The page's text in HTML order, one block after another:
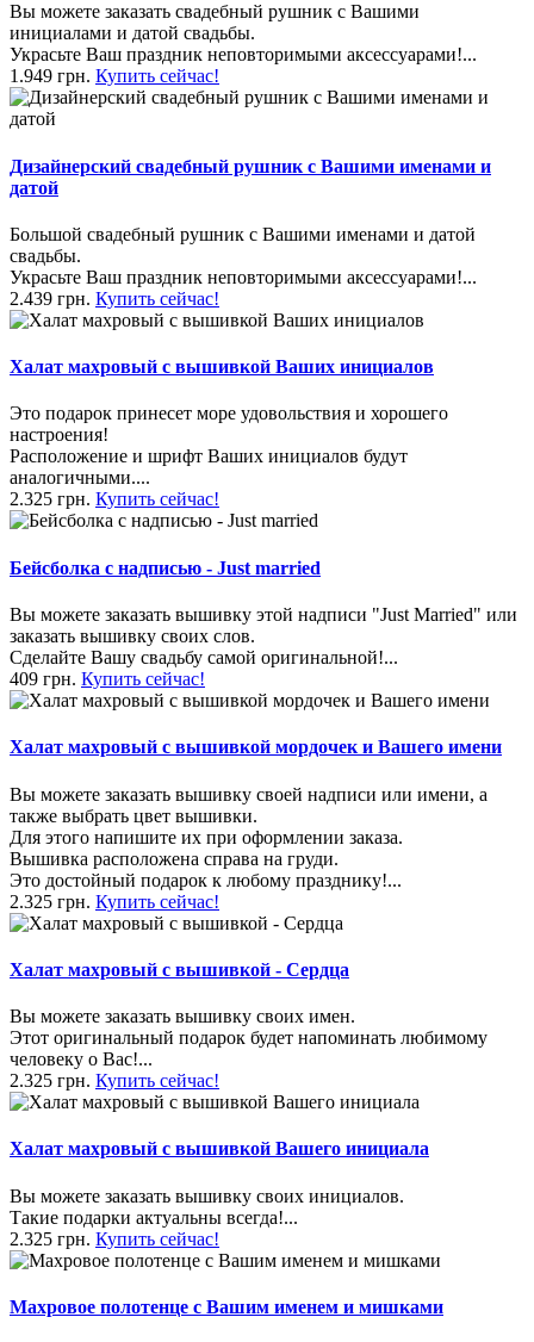
Вы можете заказать свадебный рушник с Вашими
инициалами и датой свадьбы.
Украсьте Ваш праздник неповторимыми аксессуарами!...
1.949 грн. Купить сейчас!
Дизайнерский свадебный рушник с Вашими именами и
датой
Большой свадебный рушник с Вашими именами и датой
свадьбы.
Украсьте Ваш праздник неповторимыми аксессуарами!...
2.439 грн. Купить сейчас!
Халат махровый с вышивкой Ваших инициалов
Это подарок принесет море удовольствия и хорошего
настроения!
Расположение и шрифт Ваших инициалов будут
аналогичными....
2.325 грн. Купить сейчас!
Бейсболка с надписью - Just married
Вы можете заказать вышивку этой надписи "Just Married" или
заказать вышивку своих слов.
Сделайте Вашу свадьбу самой оригинальной!...
409 грн. Купить сейчас!
Халат махровый с вышивкой мордочек и Вашего имени
Вы можете заказать вышивку своей надписи или имени, а
также выбрать цвет вышивки.
Для этого напишите их при оформлении заказа.
Вышивка расположена справа на груди.
Это достойный подарок к любому празднику!...
2.325 грн. Купить сейчас!
Халат махровый с вышивкой - Сердца
Вы можете заказать вышивку своих имен.
Этот оригинальный подарок будет напоминать любимому
человеку о Вас!...
2.325 грн. Купить сейчас!
Халат махровый с вышивкой Вашего инициала
Вы можете заказать вышивку своих инициалов.
Такие подарки актуальны всегда!...
2.325 грн. Купить сейчас!
Махровое полотенце с Вашим именем и мишками